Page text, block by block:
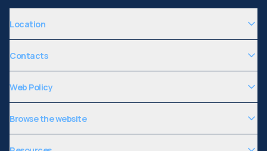
Location
Contacts
Web Policy
Browse the website